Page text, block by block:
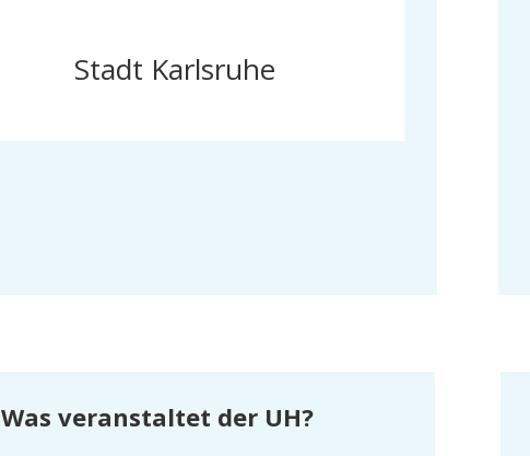
Stadt Karlsruhe
Was veranstaltet der UH?